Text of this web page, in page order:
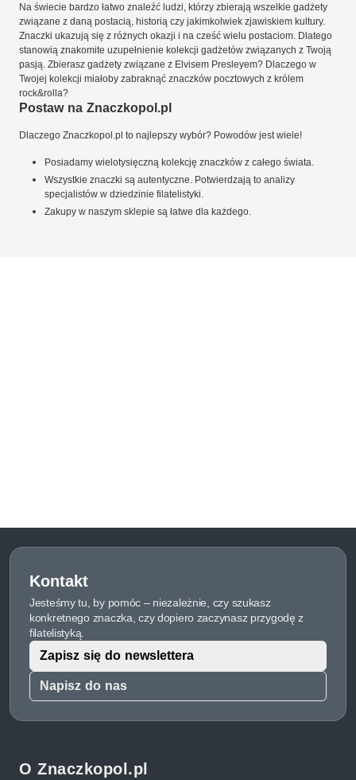
Na świecie bardzo łatwo znaleźć ludzi, którzy zbierają wszelkie gadżety
związane z daną postacią, historią czy jakimkolwiek zjawiskiem kultury.
Znaczki ukazują się z różnych okazji i na cześć wielu postaciom. Dlatego
stanowią znakomite uzupełnienie kolekcji gadżetów związanych z Twoją
pasją. Zbierasz gadżety związane z Elvisem Presleyem? Dlaczego w
Twojej kolekcji miałoby zabraknąć znaczków pocztowych z królem
rock&rolla?
Postaw na Znaczkopol.pl
Dlaczego Znaczkopol.pl to najlepszy wybór? Powodów jest wiele!
Posiadamy wielotysięczną kolekcję znaczków z całego świata.
Wszystkie znaczki są autentyczne. Potwierdzają to analizy
specjalistów w dziedzinie filatelistyki.
Zakupy w naszym sklepie są łatwe dla każdego.
Kontakt
Jesteśmy tu, by pomóc – niezależnie, czy szukasz
konkretnego znaczka, czy dopiero zaczynasz przygodę z
filatelistyką.
Napisz do nas
Zapisz się do newslettera
O Znaczkopol.pl